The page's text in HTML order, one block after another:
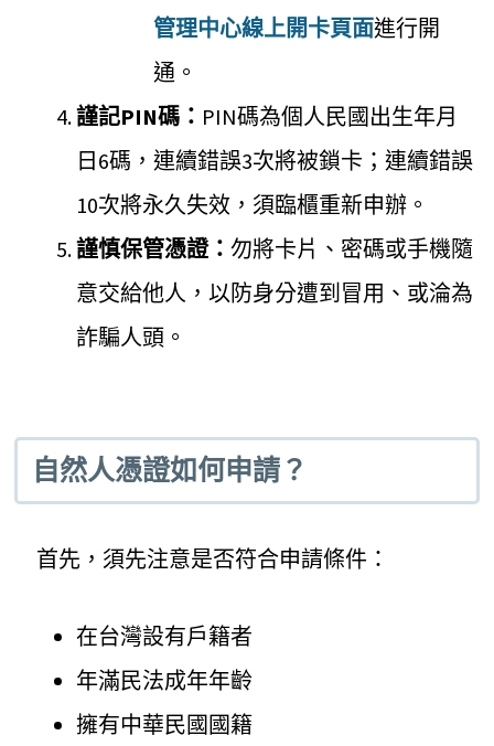
管理中心線上開卡頁面進行開
通。
謹記PIN碼： PIN碼為個人民國出生年月
日6碼，連續錯誤3次將被鎖卡；連續錯誤
10次將永久失效，須臨櫃重新申辦。
謹慎保管憑證：勿將卡片、密碼或手機隨
意交給他人，以防身分遭到冒用、或淪為
詐騙人頭。
自然人憑證如何申請？
首先，須先注意是否符合申請條件：
在台灣設有戶籍者
年滿民法成年年齡
擁有中華民國國籍